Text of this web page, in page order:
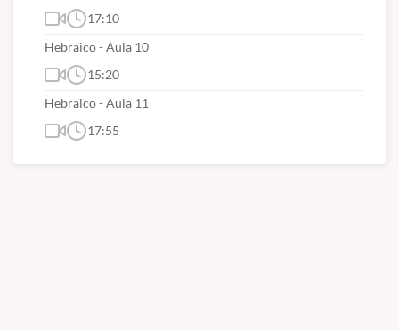
17:10
Hebraico - Aula 10
15:20
Hebraico - Aula 11
17:55